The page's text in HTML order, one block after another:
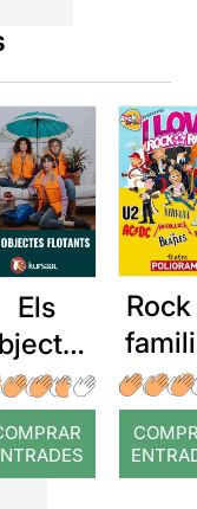
Els
de la